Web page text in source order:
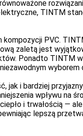
TINTM
PVC.
zaletą jest
Ponadto TINTM
jak i bardziej
wpływu na
i trwałością —
lepszą